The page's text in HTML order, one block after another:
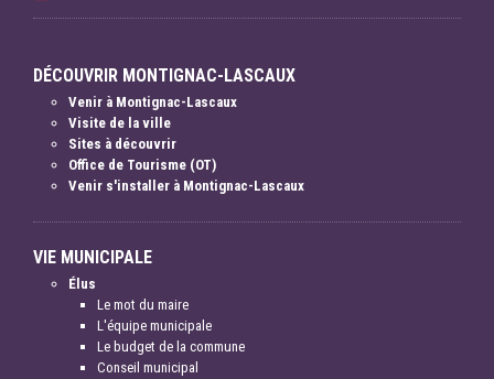
DÉCOUVRIR MONTIGNAC-LASCAUX
Venir à Montignac-Lascaux
Visite de la ville
Sites à découvrir
Office de Tourisme (OT)
Venir s'installer à Montignac-Lascaux
VIE MUNICIPALE
Élus
Le mot du maire
L'équipe municipale
Le budget de la commune
Conseil municipal